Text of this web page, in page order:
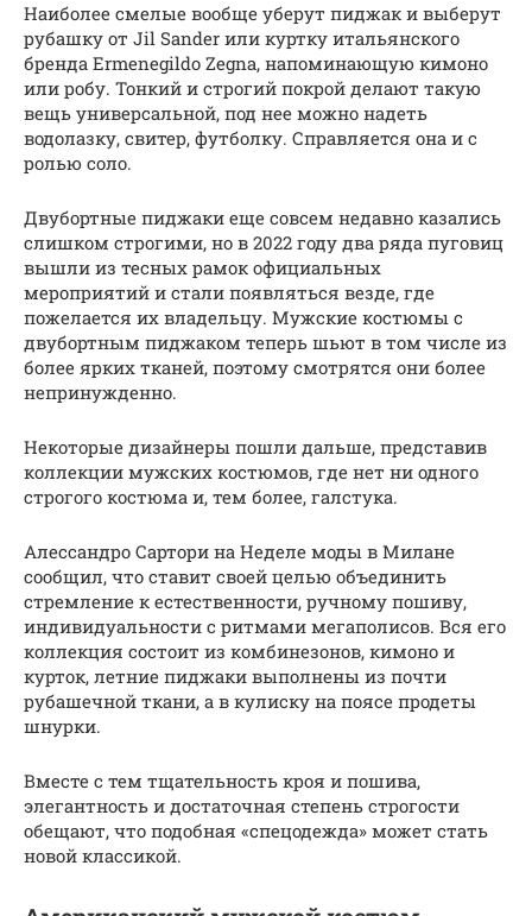
Наиболее смелые вообще уберут пиджак и выберут
рубашку от Jil Sander или куртку итальянского
бренда Ermenegildo Zegna, напоминающую кимоно
или робу. Тонкий и строгий покрой делают такую
вещь универсальной, под нее можно надеть
водолазку, свитер, футболку. Справляется она и с
ролью соло.
Двубортные пиджаки еще совсем недавно казались
слишком строгими, но в 2022 году два ряда пуговиц
вышли из тесных рамок официальных
мероприятий и стали появляться везде, где
пожелается их владельцу. Мужские костюмы с
двубортным пиджаком теперь шьют в том числе из
более ярких тканей, поэтому смотрятся они более
непринужденно.
Некоторые дизайнеры пошли дальше, представив
коллекции мужских костюмов, где нет ни одного
строгого костюма и, тем более, галстука.
Алессандро Сартори на Неделе моды в Милане
сообщил, что ставит своей целью объединить
стремление к естественности, ручному пошиву,
индивидуальности с ритмами мегаполисов. Вся его
коллекция состоит из комбинезонов, кимоно и
курток, летние пиджаки выполнены из почти
рубашечной ткани, а в кулиску на поясе продеты
шнурки.
Вместе с тем тщательность кроя и пошива,
элегантность и достаточная степень строгости
обещают, что подобная «спецодежда» может стать
новой классикой.